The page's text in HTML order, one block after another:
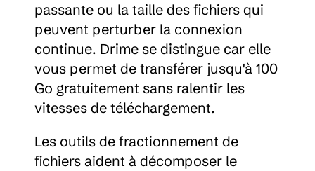
passante ou la taille des fichiers qui
peuvent perturber la connexion
continue. Drime se distingue car elle
vous permet de transférer jusqu'à 100
Go gratuitement sans ralentir les
vitesses de téléchargement.
Les outils de fractionnement de
fichiers aident à décomposer le